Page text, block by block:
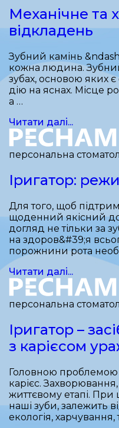
Механічне та
відкладень
Зубний камінь
кожна людина.
зубах, основою яких
дію на яснах. Місце
а …
Читати далі...
персональна
Іригатор:
Для того, щоб
щоденний якісний
догляд не тільки за
на здоров&#39;я
порожнини рота
Читати далі...
персональна
Іригатор –
з карієсом
Головною проблемою
карієс.
життєвому етапі. При
наші зуби, залежить
екологія,